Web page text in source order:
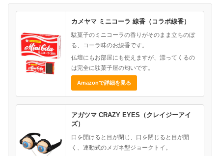
カメヤマ ミニコーラ 線香（コラボ線香）
駄菓子のミニコーラの香りがそのまま立ちのぼ
る、コーラ味のお線香です。
仏壇にもお部屋にも使えますが、漂ってくるの
は完全に駄菓子屋の匂いです。
Amazonで詳細を見る
アガツマ CRAZY EYES（クレイジーアイ
ズ）
口を開けると目が閉じ、口を閉じると目が開
く、連動式のメガネ型ジョークトイ。